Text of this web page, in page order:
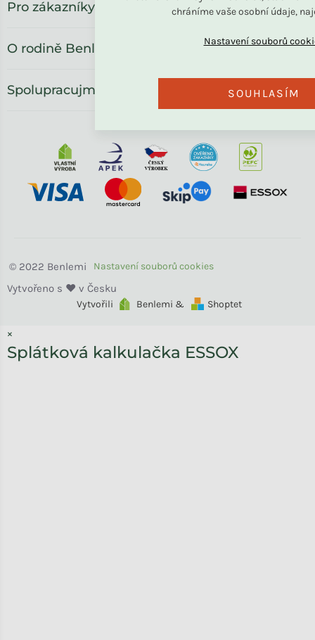
chráníme vaše osobní údaje,
SOUHLASÍM
Pro zákazníky
O rodině Benlemi
Spolupracujme
Vytvořili Benlemi & Shoptet
Benlemi
×
Splátková kalkulačka ESSOX